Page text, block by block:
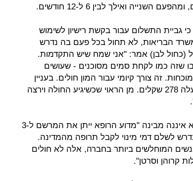
גביית התשלום עבור בקשת רישיון לשימוש
הבריאות, לא תחול בכל פעם בה נדרש
(כחול לבן) אמר: "אני שמח שיש התקדמות.
שזה כמו לקחת סמים מסוכנים - שעושים
זה צורך קיומי עבור המון חולים. בעניין
הנושא הכספי, אני מבין שהאישור יעלה 278 שקלים. מן הראוי שכשיגיע החולה וירצה
ח"כ אורית פרקש הכהן אמרה כי היא איננה מבינה "מדוע הרופא ייתן את המרשם ל-3
נדרש לשלם דמי מינוי לקבל תרופה מהמדינה.
המוחלשים ביותר בחברה, אלה לא חולים
קרוהן וסרטן".